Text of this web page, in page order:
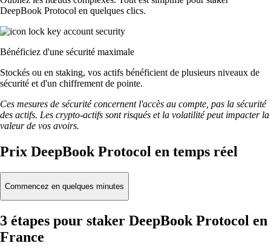
DeepBook Protocol en quelques clics.
Bénéficiez d'une sécurité maximale
Stockés ou en staking, vos actifs bénéficient de plusieurs niveaux de
sécurité et d'un chiffrement de pointe.
Ces mesures de sécurité concernent l'accès au compte, pas la sécurité
des actifs. Les crypto-actifs sont risqués et la volatilité peut impacter la
valeur de vos avoirs.
Prix DeepBook Protocol en temps réel
Commencez en quelques minutes
3 étapes pour staker DeepBook Protocol en
France